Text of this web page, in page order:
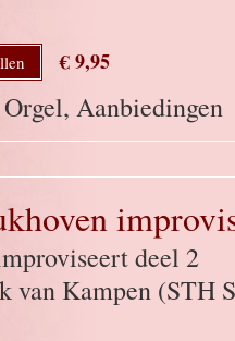
€ 9,95
Aanbiedingen
deel 2
van Kampen (STH